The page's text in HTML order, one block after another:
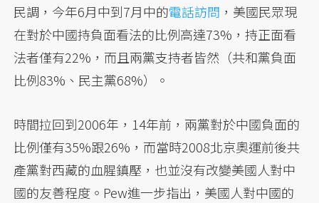
民調，今年6月中到7月中的電話訪問 ，美國民眾現
在對於中國持負面看法的比例高達73%，持正面看
法者僅有22%，而且兩黨支持者皆然（共和黨負面
比例83%、民主黨68%）。
時間拉回到2006年，14年前，兩黨對於中國負面的
比例僅有35%跟26%，而當時2008北京奧運前後共
產黨對西藏的血腥鎮壓，也並沒有改變美國人對中
國的友善程度。Pew進一步指出，美國人對中國的